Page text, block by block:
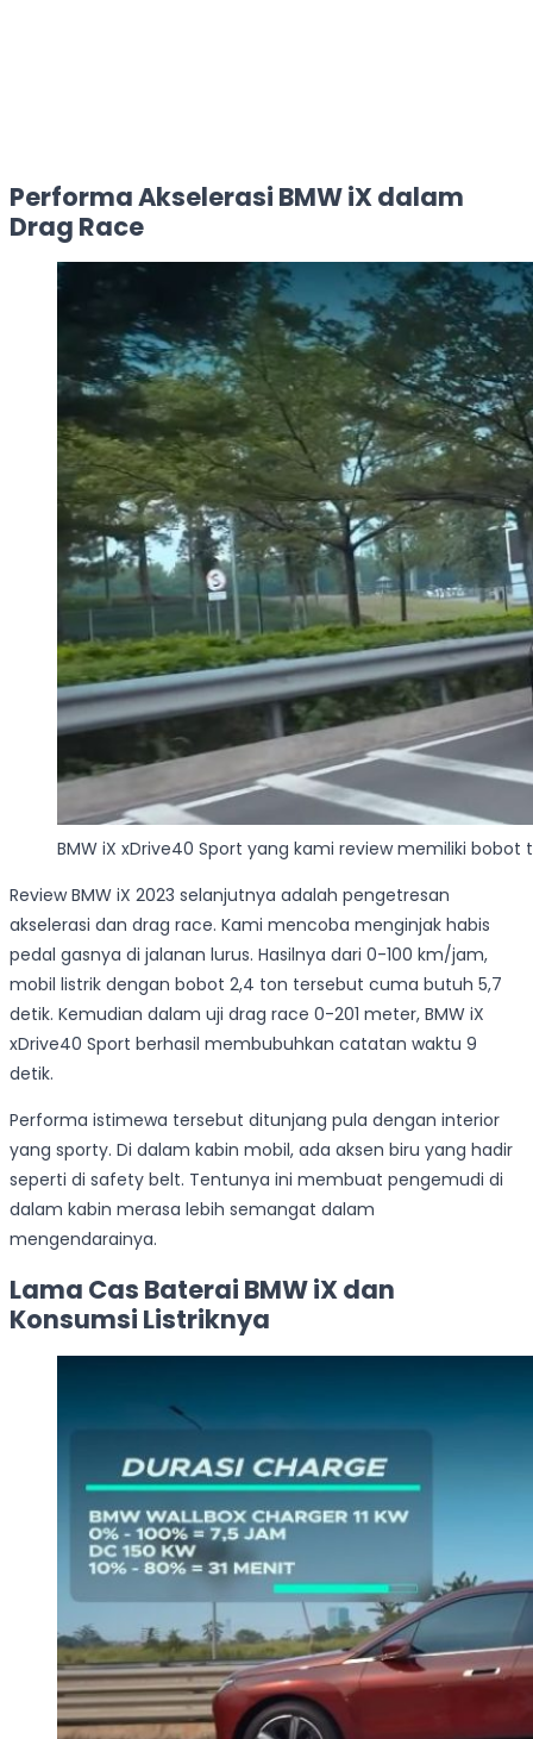
Performa Akselerasi BMW iX dalam
Drag Race
BMW iX xDrive40 Sport yang kami review memiliki bobot
Review BMW iX 2023 selanjutnya adalah pengetresan
akselerasi dan drag race. Kami mencoba menginjak habis
pedal gasnya di jalanan lurus. Hasilnya dari 0-100 km/jam,
mobil listrik dengan bobot 2,4 ton tersebut cuma butuh 5,7
detik. Kemudian dalam uji drag race 0-201 meter, BMW iX
xDrive40 Sport berhasil membubuhkan catatan waktu 9
detik.
Performa istimewa tersebut ditunjang pula dengan interior
yang sporty. Di dalam kabin mobil, ada aksen biru yang hadir
seperti di safety belt. Tentunya ini membuat pengemudi di
dalam kabin merasa lebih semangat dalam
mengendarainya.
Lama Cas Baterai BMW iX dan
Konsumsi Listriknya